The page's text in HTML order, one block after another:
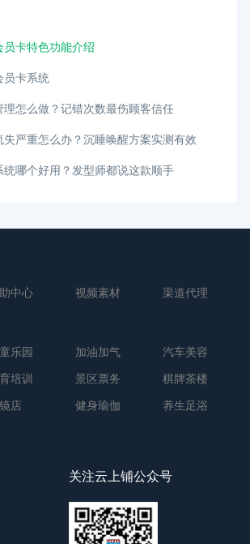
员卡特色功能介绍
员卡系统
理怎么做？记错次数最伤顾客信任
失严重怎么办？沉睡唤醒方案实测有效
统哪个好用？发型师都说这款顺手
中心 视频素材 渠道代理
乐园 加油加气
汽车美容
培训 景区票务
棋牌茶楼
店 健身瑜伽
养生足浴
关注云上铺公众号